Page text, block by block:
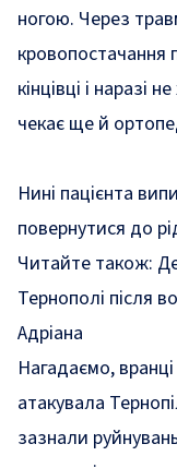
ногою. Через
кровопостачання
кінцівці і наразі
чекає ще й
Нині пацієнта
повернутися до
Читайте також:
Тернополі після
Адріана
Нагадаємо,
атакувала
зазнали